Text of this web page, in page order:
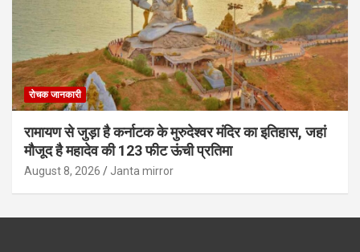
रोचक जानकारी
रामायण से जुड़ा है कर्नाटक के मुरुदेश्वर मंदिर का इतिहास, जहां
मौजूद है महादेव की 123 फीट ऊंची प्रतिमा
August 8, 2026 Janta mirror